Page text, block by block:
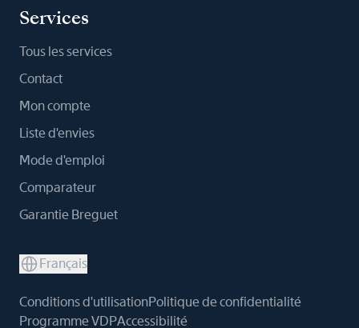
Services
Tous les services
Contact
Mon compte
Liste d'envies
Mode d'emploi
Comparateur
Garantie Breguet
Français
Conditions d'utilisationPolitique de confidentialité
Programme VDPAccessibilité